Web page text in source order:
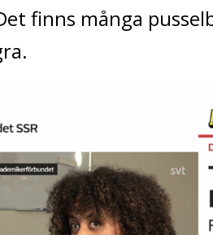
finns många